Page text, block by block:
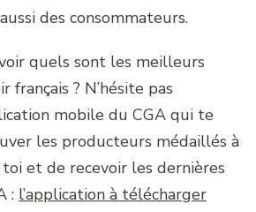
des consommateurs.
quels sont les meilleurs
? N’hésite pas
mobile du CGA qui te
les producteurs médaillés à
et de recevoir les dernières
: l’application à télécharger